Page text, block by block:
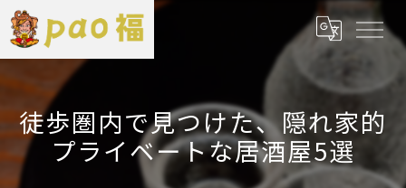
徒歩圏内で見つけた、隠れ家的
プライベートな居酒屋5選